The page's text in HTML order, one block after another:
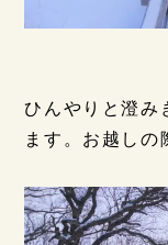
ひんやりと澄み
ます。お越しの